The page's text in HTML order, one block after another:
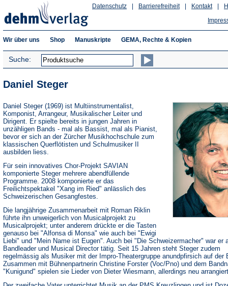
Kontakt
Barrierefreiheit
Datenschutz
Wir über uns Shop Manuskripte GEMA, Rechte & Kopien
Suche:
Daniel Steger
Daniel Steger (1969) ist Multiinstrumentalist,
Komponist, Arrangeur, Musikalischer Leiter und
Dirigent. Er spielte bereits in jungen Jahren in
unzähligen Bands - mal als Bassist, mal als Pianist,
bevor er sich an der Zürcher Musikhochschule zum
klassischen Querflötisten und Schulmusiker II
ausbilden liess.
Für sein innovatives Chor-Projekt SAVIAN
komponierte Steger mehrere abendfüllende
Programme. 2008 komponierte er das
Freilichtspektakel "Xang im Ried" anlässlich des
Schweizerischen Gesangfestes.
Die langjährige Zusammenarbeit mit Roman Riklin
führte ihn unweigerlich von Musicalprojekt zu
Musicalprojekt; unter anderem drückte er die Tasten
genauso bei "Alfonsa di Monsa" wie auch bei "Ewigi
Liebi" und "Mein Name ist Eugen". Auch bei "Die Schweizermacher" war er
Bandleader und Musical Director tätig. Seit 15 Jahren steht Steger zudem
regelmässig als Musiker mit der Impro-Theatergruppe anundpfirsich auf der
Zusammen mit Bühnenpartnerin Christine Forster (Voc/Pno) und dem
"Kunigund" spielen sie Lieder von Dieter Wiesmann, allerdings neu